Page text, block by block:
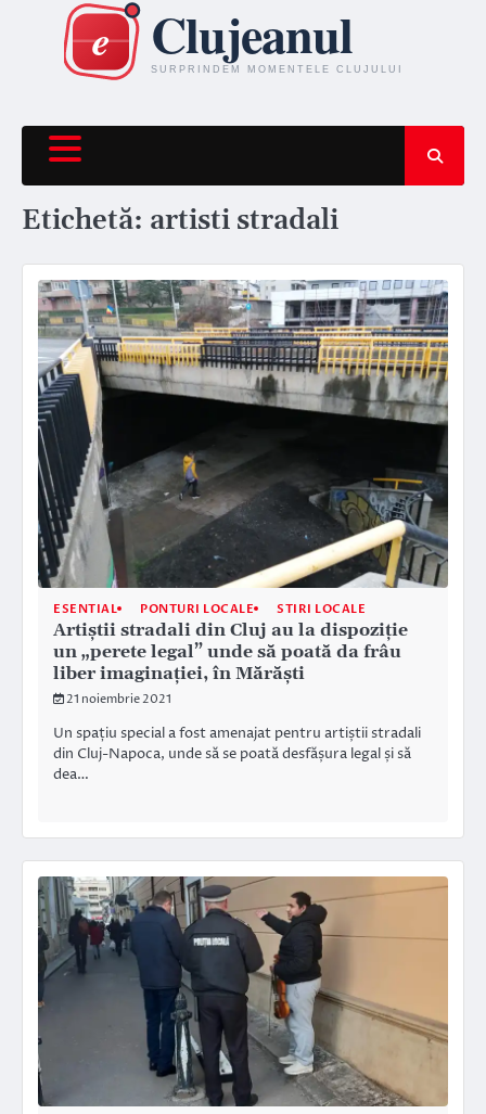
content
Etichetă: artisti stradali
ESENTIAL PONTURI LOCALE STIRI LOCALE
Artiștii stradali din Cluj au la dispoziție
un „perete legal” unde să poată da frâu
liber imaginației, în Mărăști
21 noiembrie 2021
Un spațiu special a fost amenajat pentru artiștii stradali
din Cluj-Napoca, unde să se poată desfășura legal și să
dea…